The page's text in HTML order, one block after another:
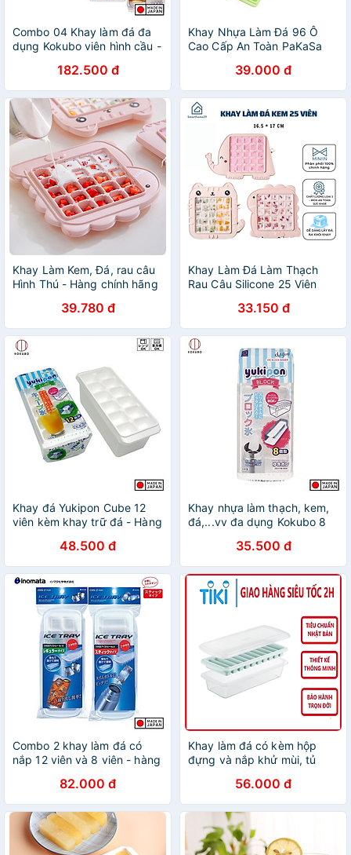
Combo 04 Khay làm đá đa
dụng Kokubo viên hình cầu -
182.500 đ
Khay Nhựa Làm Đá 96 Ô
Cao Cấp An Toàn PaKaSa
39.000 đ
Khay Làm Kem, Đá, rau câu
Hình Thú - Hàng chính hãng
39.780 đ
Khay Làm Đá Làm Thạch
Rau Câu Silicone 25 Viên
Siêu Cute Đồ Dùng Nhà Bếp
- Hàng Chính Hãng MINIIN
33.150 đ
Khay đá Yukipon Cube 12
viên kèm khay trữ đá - Hàng
48.500 đ
Khay nhựa làm thạch, kem,
đá,...vv đa dụng Kokubo 8
35.500 đ
Combo 2 khay làm đá có
nắp 12 viên và 8 viên - hàng
82.000 đ
Khay làm đá có kèm hộp
đựng và nắp khử mùi, tủ
56.000 đ